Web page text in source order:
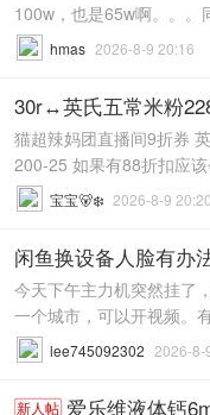
100w，也是65w啊。。。
hmas 2026-8-9 20:16
30r↔️英氏五常米粉
猫超辣妈团直播间9折券
200-25 如果有88折扣应
宝宝🐻‍❄ 2026-8-9 20:20
闲鱼换设备人脸有办
今天下午主力机突然挂了
一个城市，可以开视频。
lee745092302 2026-8-
新人帖 爱乐维液体钙